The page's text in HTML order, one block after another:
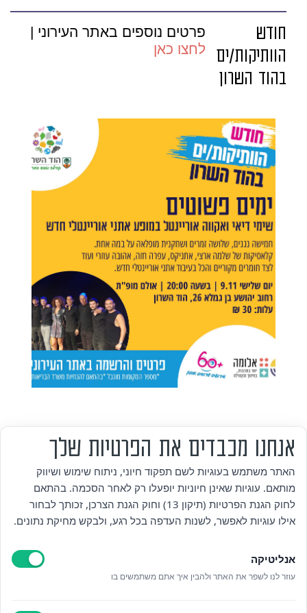
חודש
הוותיקות/ים
בהוד השרון
פרטים נוספים באתר העירוני |
לחצו כאן
אזור אישי
מדיניות פרטיות
הצהרת נגישות
אנחנו מכבדים את הפרטיות שלך
האתר משתמש בעוגיות לשם תפקוד חיוני, ניתוח שימוש ושיווק
מותאם. עוגיות שאינן חיוניות יופעלו רק לאחר הסכמה. בהתאם
לחוק הגנת הפרטיות (תיקון 13) וחוק הגנת הצרכן, זכותך לבחור
אילו עוגיות לאפשר, לשנות העדפה בכל רגע, ולבקש מחיקת נתונים.
אנליטיקה
עוזר לנו לשפר את האתר ולהבין איך אתם משתמשים בו